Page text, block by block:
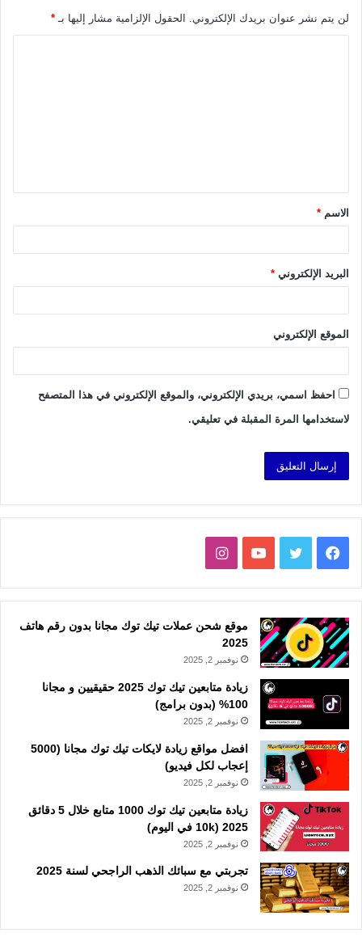
لن يتم نشر عنوان بريدك الإلكتروني. الحقول الإلزامية مشار إليها بـ *
ق
*الاسم *
البريد الإلكتروني *
الموقع الإلكتروني
احفظ اسمي، بريدي الإلكتروني، والموقع الإلكتروني في هذا المتصفح
لاستخدامها المرة المقبلة في تعليقي.
فيسبوك تويتر يوتيوبانستقرام
موقع شحن عملات تيك توك مجانا بدون رقم هاتف
2025
نوفمبر 2, 2025
زيادة متابعين تيك توك 2025 حقيقيين و مجانا
100% (بدون برامج)
نوفمبر 2, 2025
افضل مواقع زيادة لايكات تيك توك مجانا (5000
إعجاب لكل فيديو)
نوفمبر 2, 2025
زيادة متابعين تيك توك 1000 متابع خلال 5 دقائق
2025 (10k في اليوم)
نوفمبر 2, 2025
تجربتي مع سبائك الذهب الراجحي لسنة 2025
نوفمبر 2, 2025